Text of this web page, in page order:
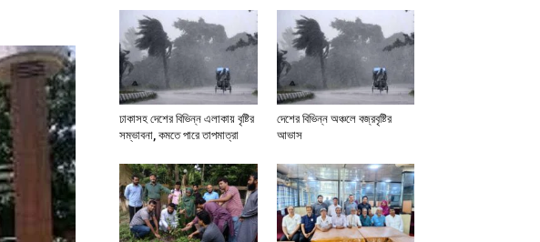
ঢাকাসহ দেশের বিভিন্ন এলাকায় বৃষ্টির
সম্ভাবনা, কমতে পারে তাপমাত্রা
দেশের বিভিন্ন অঞ্চলে বজ্রবৃষ্টির
আভাস